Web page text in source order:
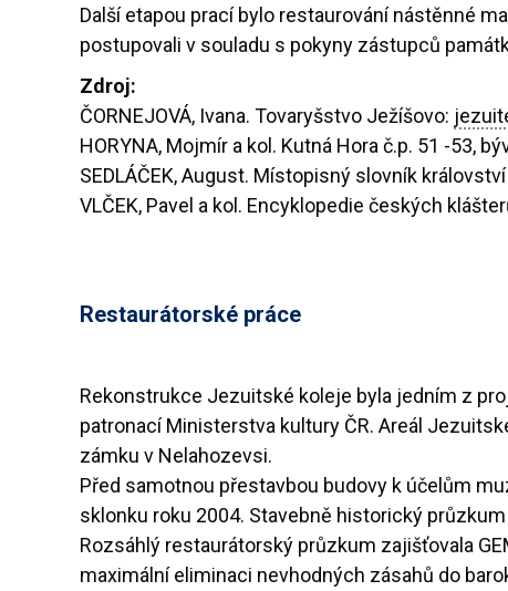
Další etapou prací bylo restaurování nástěnné
postupovali v souladu s pokyny zástupců
Zdroj:
ČORNEJOVÁ, Ivana. Tovaryšstvo Ježíšovo:
HORYNA, Mojmír a kol. Kutná Hora č.p. 51 -53,
SEDLÁČEK, August. Místopisný slovník
VLČEK, Pavel a kol. Encyklopedie českých
Restaurátorské práce
Rekonstrukce Jezuitské koleje byla jedním z
patronací Ministerstva kultury ČR. Areál
zámku v Nelahozevsi.
Před samotnou přestavbou budovy k účelům
sklonku roku 2004. Stavebně historický
Rozsáhlý restaurátorský průzkum zajišťovala
maximální eliminaci nevhodných zásahů do